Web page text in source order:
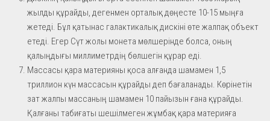
жылды құрайды, дегенмен орталық дөңесте 10-15 мыңға
жетеді. Бұл қатынас галактикалық дискіні өте жалпақ объект
етеді. Егер Сүт жолы монета мөлшерінде болса, оның
қалыңдығы миллиметрдің бөлшегін құрар еді.
Массасы қара материяны қоса алғанда шамамен 1,5
триллион күн массасын құрайды деп бағаланады. Көрінетін
зат жалпы массаның шамамен 10 пайызын ғана құрайды.
Қалғаны табиғаты шешілмеген жұмбақ қара материяға